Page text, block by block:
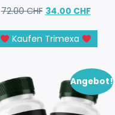
72.00CHF 34.00 CHF
Kaufen Trimexa
Angebot!